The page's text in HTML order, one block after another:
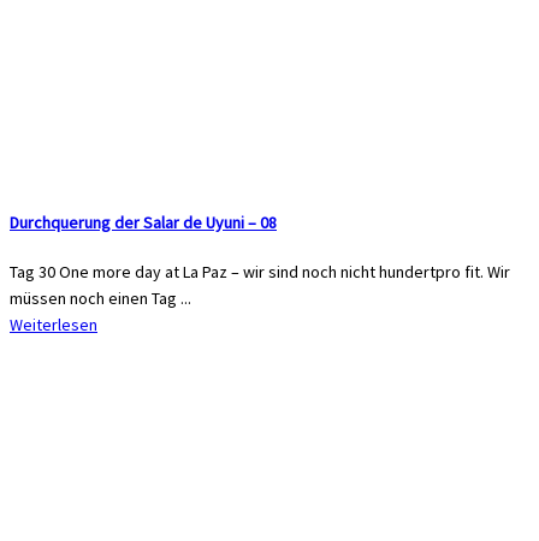
Durchquerung der Salar de Uyuni – 08
Tag 30 One more day at La Paz – wir sind noch nicht hundertpro fit. Wir
müssen noch einen Tag ...
Weiterlesen